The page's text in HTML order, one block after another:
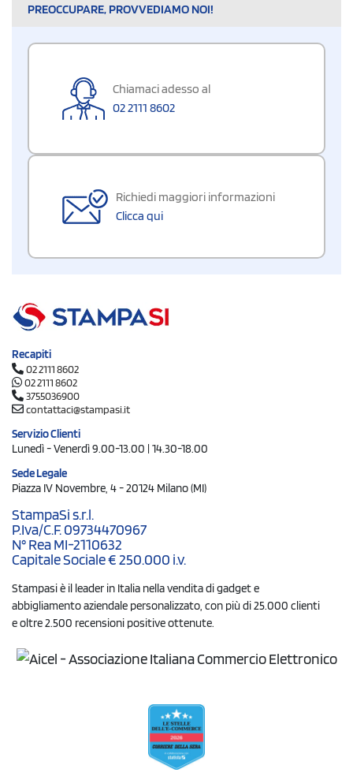
PREOCCUPARE, PROVVEDIAMO NOI!
Chiamaci adesso al
02 2111 8602
Richiedi maggiori informazioni
Clicca qui
Recapiti
02 2111 8602
02 2111 8602
3755036900
contattaci@stampasi.it
Servizio Clienti
Lunedì - Venerdì 9.00-13.00 | 14.30-18.00
Sede Legale
Piazza IV Novembre, 4 - 20124 Milano (MI)
StampaSi s.r.l.
P.Iva/C.F. 09734470967
N° Rea MI-2110632
Capitale Sociale € 250.000 i.v.
Stampasi è il leader in Italia nella vendita di gadget e
abbigliamento aziendale personalizzato, con più di 25.000 clienti
e oltre 2.500 recensioni positive ottenute.